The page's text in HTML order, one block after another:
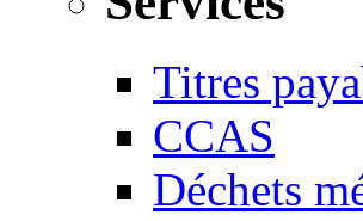
Titres
CCAS
Déchets